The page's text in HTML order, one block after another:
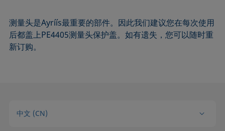
测量头是Ayríís最重要的部件。因此我们建议您在每次使用
后都盖上PE4405测量头保护盖。如有遗失，您可以随时重
新订购。
中文 (CN)